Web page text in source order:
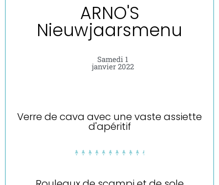
ARNO'S
Nieuwjaarsmenu
Samedi 1
janvier 2022
Verre de cava avec une vaste assiette
d'apéritif